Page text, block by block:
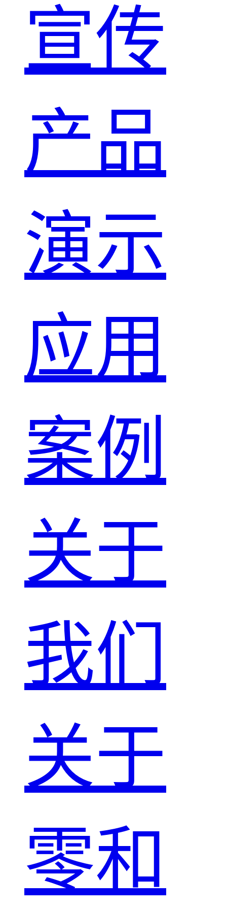
宣传
产品
演示
应用
案例
关于
我们
关于
零和